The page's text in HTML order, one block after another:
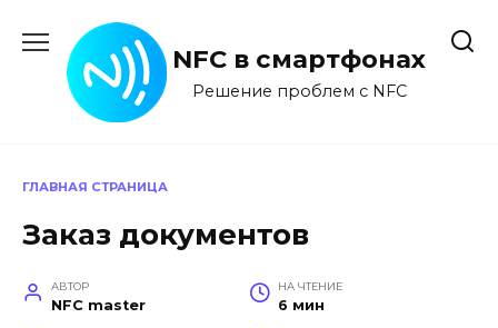
содержанию
NFC в смартфонах
Решение проблем с NFC
ГЛАВНАЯ СТРАНИЦА
Заказ документов
АВТОР
NFC master
НА ЧТЕНИЕ
6 мин